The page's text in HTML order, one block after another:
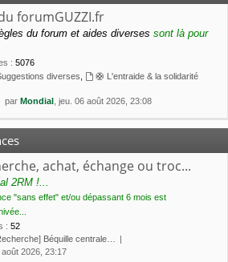
forumGUZZI.fr
du forum et aides diverses sont là pour
: 5076
diverses
🛟 L'entraide & la solidarité
par Mondial , jeu. 06 août 2026, 23:08
achat, échange ou troc...
2RM !...
"sans effet" et/ou dépassant 6 mois est
: 52
Béquille centrale…
août 2026, 23:17